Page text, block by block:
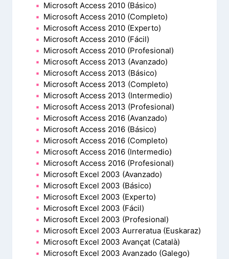
Microsoft Access 2010 (Básico)
Microsoft Access 2010 (Completo)
Microsoft Access 2010 (Experto)
Microsoft Access 2010 (Fácil)
Microsoft Access 2010 (Profesional)
Microsoft Access 2013 (Avanzado)
Microsoft Access 2013 (Básico)
Microsoft Access 2013 (Completo)
Microsoft Access 2013 (Intermedio)
Microsoft Access 2013 (Profesional)
Microsoft Access 2016 (Avanzado)
Microsoft Access 2016 (Básico)
Microsoft Access 2016 (Completo)
Microsoft Access 2016 (Intermedio)
Microsoft Access 2016 (Profesional)
Microsoft Excel 2003 (Avanzado)
Microsoft Excel 2003 (Básico)
Microsoft Excel 2003 (Experto)
Microsoft Excel 2003 (Fácil)
Microsoft Excel 2003 (Profesional)
Microsoft Excel 2003 Aurreratua (Euskaraz)
Microsoft Excel 2003 Avançat (Català)
Microsoft Excel 2003 Avanzado (Galego)